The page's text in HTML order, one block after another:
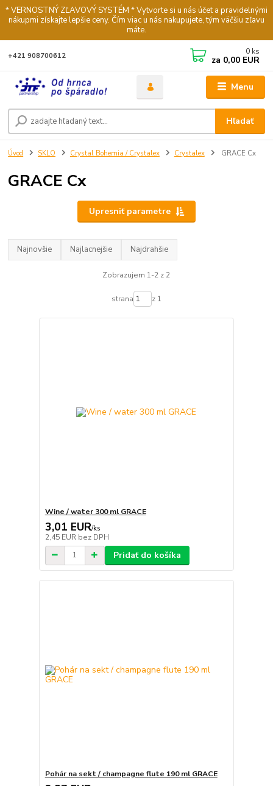
* VERNOSTNÝ ZĽAVOVÝ SYSTÉM * Vytvorte si u nás účet a pravidelnými
nákupmi získajte lepšie ceny. Čím viac u nás nakupujete, tým väčšiu zľavu
máte.
Menu
Hľadať
+421 908700612 0 ks
za 0,00 EUR
Úvod SKLO Crystal Bohemia / Crystalex Crystalex GRACE Cx
GRACE Cx
Upresniť parametre
Najnovšie Najlacnejšie Najdrahšie
Zobrazujem 1-2 z 2
strana z 1
Wine / water 300 ml GRACE
3,01 EUR/ks
2,45 EUR bez DPH
Pridať do košíka
Pohár na sekt / champagne flute 190 ml GRACE